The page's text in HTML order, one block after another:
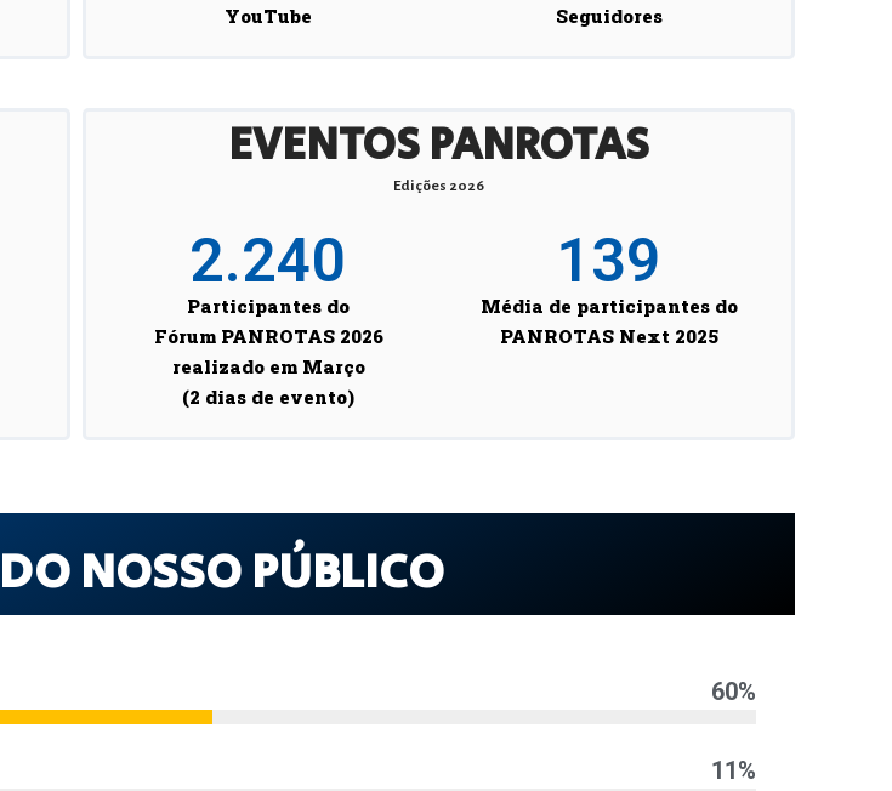
YouTube
Seguidores
EVENTOS PANROTAS
Edições 2026
2.240
Participantes do
Fórum PANROTAS 2026
realizado em Março
(2 dias de evento)
139
Média de participantes do
PANROTAS Next 2025
NOSSO PÚBLICO
60%
11%